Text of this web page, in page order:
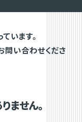
います。
い合わせくださ
ません。